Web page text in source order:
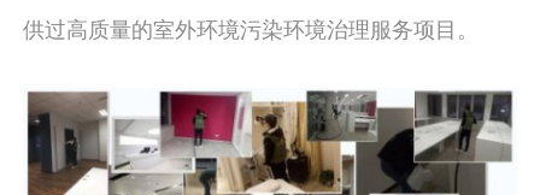
供过高质量的室外环境污染环境治理服务项目。